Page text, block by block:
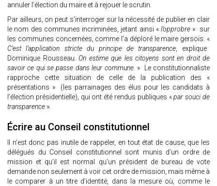
annuler l’élection du maire et à rejouer le scrutin.
Par ailleurs, on peut s’interroger sur la nécessité de publier en clair
le nom des communes incriminées, jetant ainsi «l’opprobre » sur
les communes concernées, comme l’a déploré le maire gersois. «
C’est l’application stricte du principe de transparence, explique
Dominique Rousseau. On estime que les citoyens sont en droit de
savoir ce qui se passe dans leur commune. » Le constitutionnaliste
rapproche cette situation de celle de la publication des «
présentations » (les parrainages des élus pour les candidats à
l’élection présidentielle), qui ont été rendus publiques «par souci de
transparence ».
Écrire au Conseil constitutionnel
Il n’est donc pas inutile de rappeler, en tout état de cause, que les
délégués du Conseil constitutionnel sont munis d’un ordre de
mission et qu’il est normal qu’un président de bureau de vote
demande non seulement à voir cet ordre de mission, mais même à
le comparer à un titre d’identité, dans la mesure où, comme le